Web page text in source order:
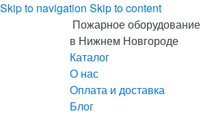
Skip to navigation Skip to content
Пожарное оборудование
в Нижнем Новгороде
Каталог
О нас
Оплата и доставка
Блог